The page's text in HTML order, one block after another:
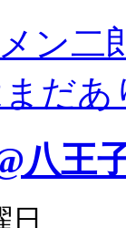
ン二
だあ
八王
日